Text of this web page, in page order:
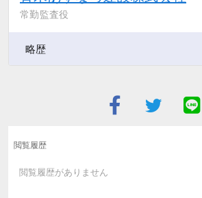
常勤監査役
略歴
閲覧履歴
閲覧履歴がありません